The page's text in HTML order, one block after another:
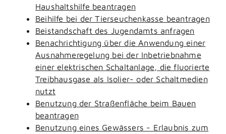
Haushaltshilfe beantragen
Beihilfe bei der Tierseuchenkasse beantragen
Beistandschaft des Jugendamts anfragen
Benachrichtigung über die Anwendung einer
Ausnahmeregelung bei der Inbetriebnahme
einer elektrischen Schaltanlage, die fluorierte
Treibhausgase als Isolier- oder Schaltmedien
nutzt
Benutzung der Straßenfläche beim Bauen
beantragen
Benutzung eines Gewässers - Erlaubnis zum